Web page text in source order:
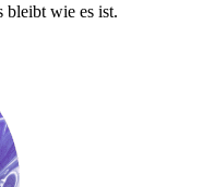
wie es ist.